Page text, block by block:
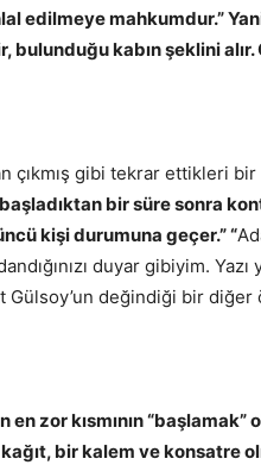
edilmeye mahkumdur.”
bulunduğu kabın şeklini
çıkmış gibi tekrar ettikleri bir
bir süre sonra
kişi durumuna geçer.” “
duyar gibiyim.
Gülsoy’un değindiği bir
en zor kısmının
bir kalem ve konsatre